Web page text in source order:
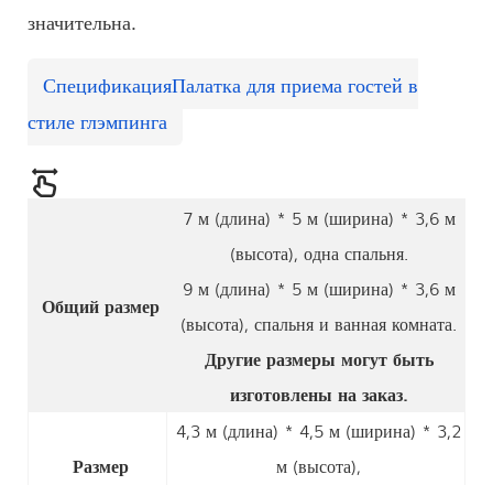
значительна.
СпецификацияПалатка для приема гостей в
стиле глэмпинга
Общий размер
7 м (длина) * 5 м (ширина) * 3,6 м
(высота), одна спальня.
9 м (длина) * 5 м (ширина) * 3,6 м
(высота), спальня и ванная комната.
Другие размеры могут быть
изготовлены на заказ.
Размер
4,3 м (длина) * 4,5 м (ширина) * 3,2
м (высота),